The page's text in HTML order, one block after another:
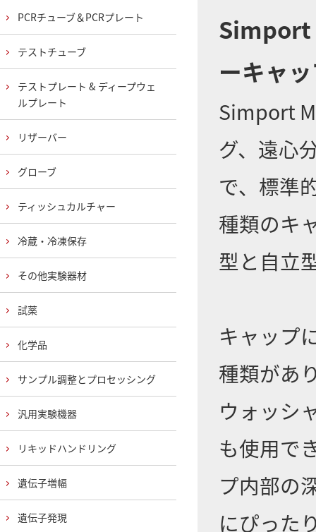
ーキャ
Simport
グ、遠心
で、標準
種類のキ
型と自立
キャップ
種類があ
ウォッシ
も使用で
プ内部の
にぴった
PCRチューブ＆PCRプレート
テストチューブ
テストプレート & ディープウェ
ルプレート
リザーバー
グローブ
ティッシュカルチャー
冷蔵・冷凍保存
その他実験器材
試薬
化学品
サンプル調整とプロセッシング
汎用実験機器
リキッドハンドリング
遺伝子増幅
遺伝子発現